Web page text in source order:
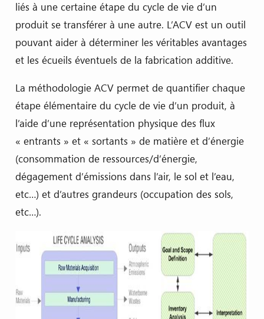
liés à une certaine étape du cycle de vie d’un
produit se transférer à une autre. L’ACV est un outil
pouvant aider à déterminer les véritables avantages
et les écueils éventuels de la fabrication additive.
La méthodologie ACV permet de quantifier chaque
étape élémentaire du cycle de vie d’un produit, à
l’aide d’une représentation physique des flux
« entrants » et « sortants » de matière et d’énergie
(consommation de ressources/d’énergie,
dégagement d’émissions dans l’air, le sol et l’eau,
etc…) et d’autres grandeurs (occupation des sols,
etc…).